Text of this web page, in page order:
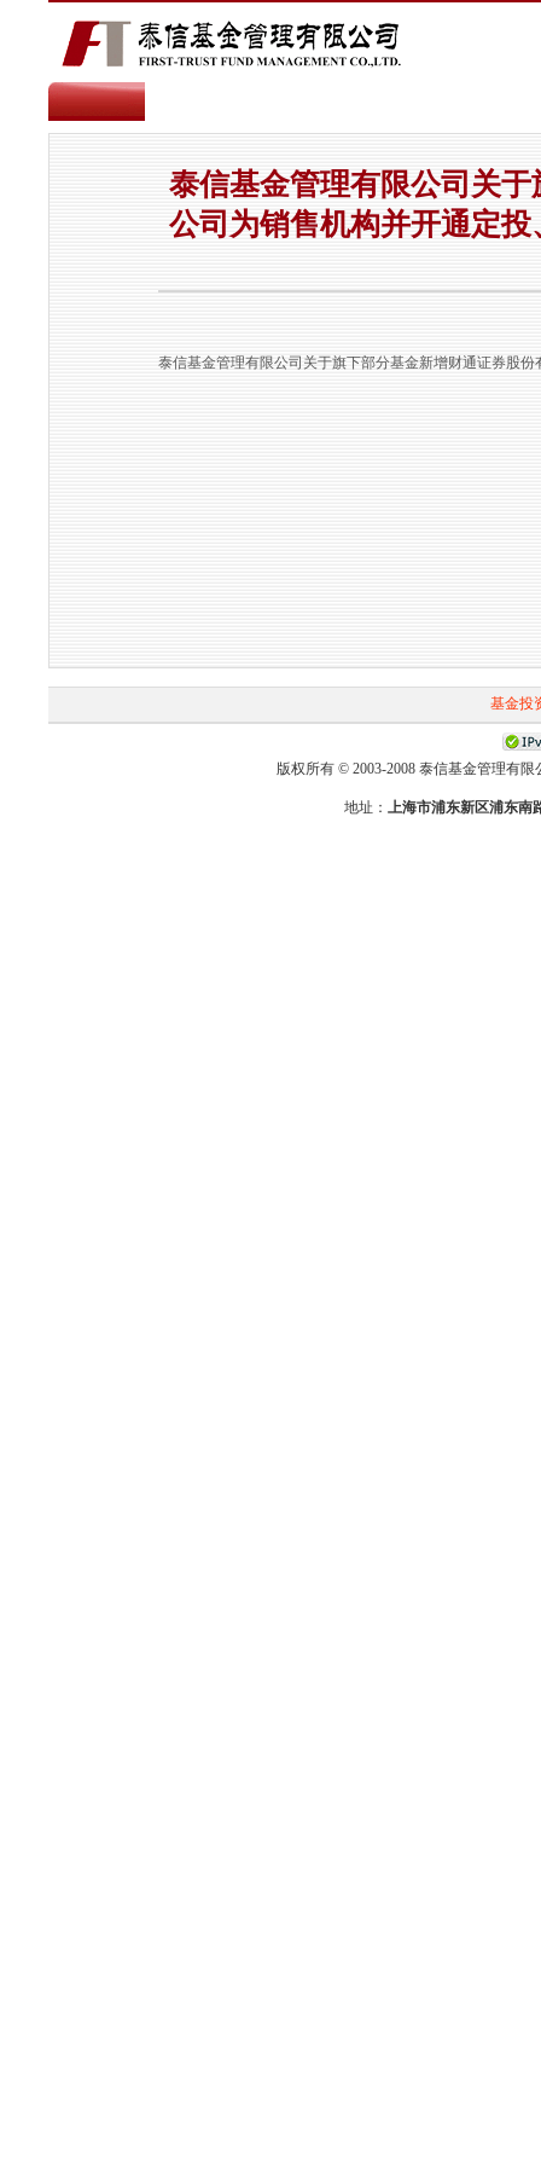
泰信基金管理有限公司关
公司为销售机构并开通定
泰信基金管理有限公司关于旗下部分基金新增财通证券股
基金投
版权所有 © 2003-2008 泰信基金管理有限
地址： 上海市浦东新区浦东南